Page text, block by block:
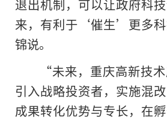
退出机制，可以让政府科
来，有利于‘催生’更多
锦说。
“未来，重庆高新技
引入战略投资者，实施混
成果转化优势与专长，在